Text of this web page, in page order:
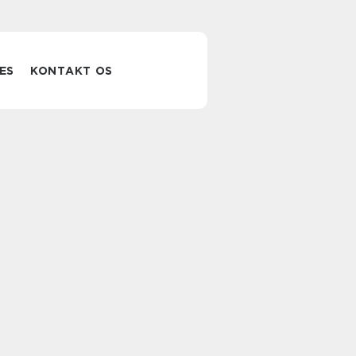
KONTAKT OS